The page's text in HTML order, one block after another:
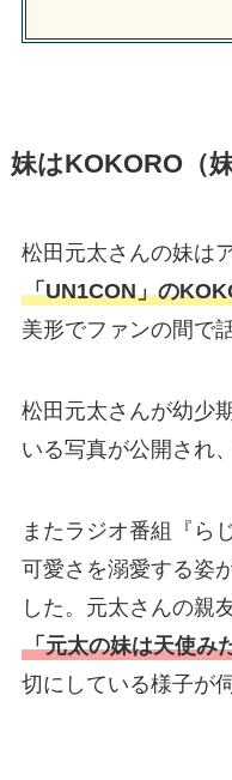
妹はKOKORO（
松田元太さんの妹は
「UN1CON」の
美形でファンの間で
松田元太さんが幼少
いる写真が公開され
またラジオ番組『ら
可愛さを溺愛する姿
した。元太さんの親
「元太の妹は天使み
切にしている様子が